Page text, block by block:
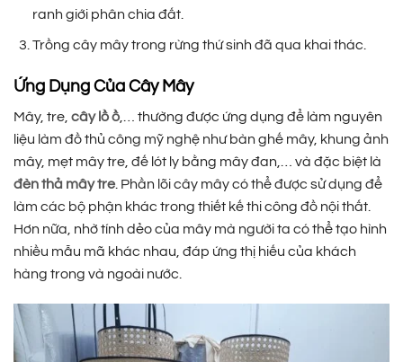
ranh giới phân chia đất.
Trồng cây mây trong rừng thứ sinh đã qua khai thác.
Ứng Dụng Của Cây Mây
Mây, tre, cây lồ ồ ,… thường được ứng dụng để làm nguyên
liệu làm đồ thủ công mỹ nghệ như bàn ghế mây, khung ảnh
mây, mẹt mây tre, đế lót ly bằng mây đan,… và đặc biệt là
đèn thả mây tre . Phần lõi cây mây có thể được sử dụng để
làm các bộ phận khác trong thiết kế thi công đồ nội thất.
Hơn nữa, nhờ tính dẻo của mây mà người ta có thể tạo hình
nhiều mẫu mã khác nhau, đáp ứng thị hiếu của khách
hàng trong và ngoài nước.